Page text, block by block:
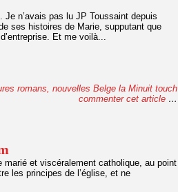
Je n’avais pas lu JP Toussaint depuis
ses histoires de Marie, supputant que
Et me voilà...
romans, nouvelles Belge la Minuit touch
commenter cet article …
marié et viscéralement catholique, au point
les principes de l’église, et ne